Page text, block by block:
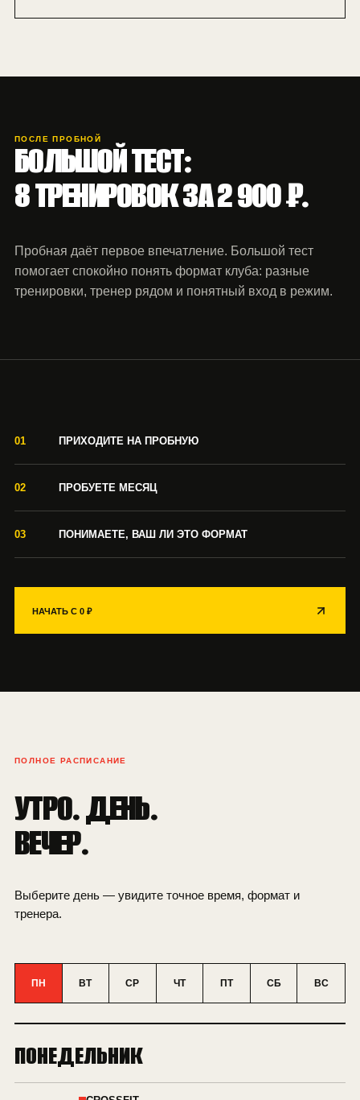
ПОСЛЕ ПРОБНОЙ
БОЛЬШОЙ ТЕСТ:
8 ТРЕНИРОВОК ЗА 2 900 ₽.
Пробная даёт первое впечатление. Большой тест
помогает спокойно понять формат клуба: разные
тренировки, тренер рядом и понятный вход в режим.
01 ПРИХОДИТЕ НА ПРОБНУЮ
02 ПРОБУЕТЕ МЕСЯЦ
03 ПОНИМАЕТЕ, ВАШ ЛИ ЭТО ФОРМАТ
НАЧАТЬ С 0 ₽
ПОЛНОЕ РАСПИСАНИЕ
УТРО. ДЕНЬ.
ВЕЧЕР.
Выберите день — увидите точное время, формат и
тренера.
ПН ВТ СР ЧТ ПТ СБ ВС
ПОНЕДЕЛЬНИК